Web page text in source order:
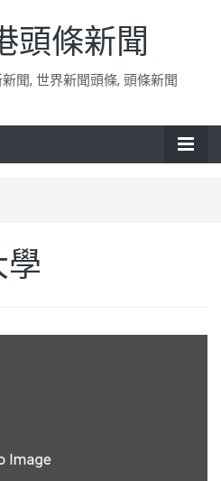
頭條新聞
聞, 世界新聞頭條, 頭條新聞
學